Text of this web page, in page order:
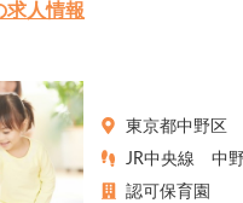
求人情報
東京都中野区
JR中央線 中
認可保育園